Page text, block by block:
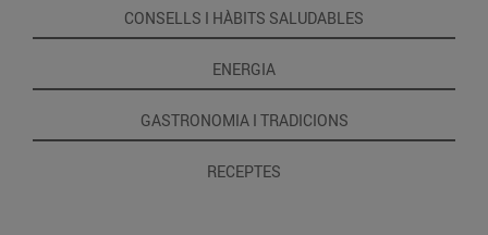
CONSELLS I HÀBITS SALUDABLES
ENERGIA
GASTRONOMIA I TRADICIONS
RECEPTES